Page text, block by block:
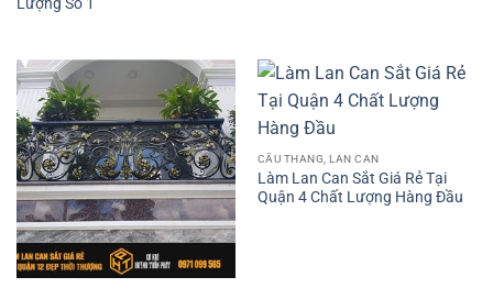
CẦU THANG, LAN CAN
Làm Lan Can Sắt Giá Rẻ Tại
Quận 4 Chất Lượng Hàng Đầu